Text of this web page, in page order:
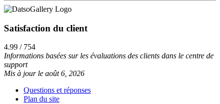
Satisfaction du client
4.99 / 754
Informations basées sur les évaluations des clients dans le centre de
support
Mis à jour le août 6, 2026
Questions et réponses
Plan du site